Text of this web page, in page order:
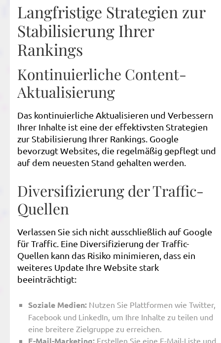
Langfristige Strategien zur
Stabilisierung Ihrer
Rankings
Kontinuierliche Content-
Aktualisierung
Das kontinuierliche Aktualisieren und Verbessern
Ihrer Inhalte ist eine der effektivsten Strategien
zur Stabilisierung Ihrer Rankings. Google
bevorzugt Websites, die regelmäßig gepflegt und
auf dem neuesten Stand gehalten werden.
Diversifizierung der Traffic-
Quellen
Verlassen Sie sich nicht ausschließlich auf Google
für Traffic. Eine Diversifizierung der Traffic-
Quellen kann das Risiko minimieren, dass ein
weiteres Update Ihre Website stark
beeinträchtigt:
Soziale Medien: Nutzen Sie Plattformen wie Twitter,
Facebook und LinkedIn, um Ihre Inhalte zu teilen und
eine breitere Zielgruppe zu erreichen.
E-Mail-Marketing: Erstellen Sie eine E-Mail-Liste und